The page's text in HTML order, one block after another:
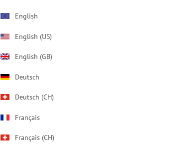
English
English (US)
English (GB)
Deutsch
Deutsch (CH)
Français
Français (CH)